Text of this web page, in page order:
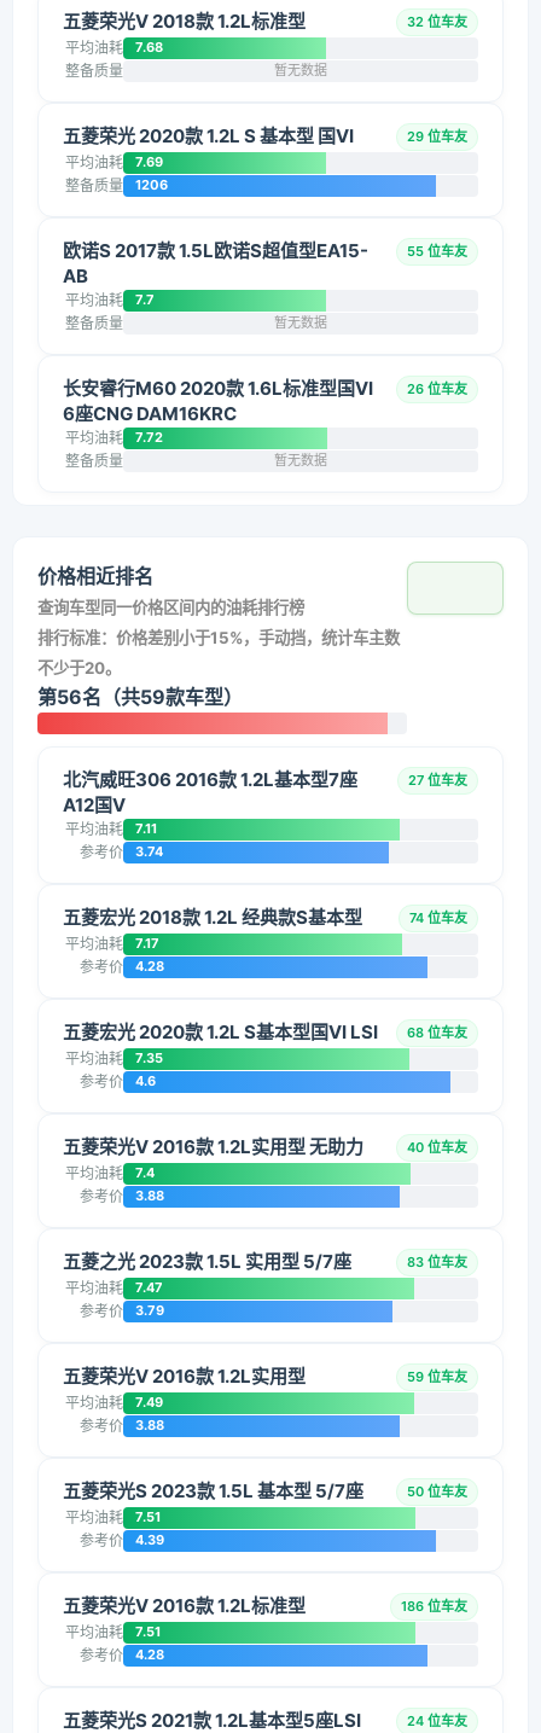
五菱荣光V 2018款 1.2L标准型 32 位车友
平均油耗 7.68
整备质量 暂无数据
五菱荣光 2020款 1.2L S 基本型 国VI 29 位车友
平均油耗 7.69
整备质量 1206
欧诺S 2017款 1.5L欧诺S超值型EA15-
AB
55 位车友
平均油耗 7.7
整备质量 暂无数据
长安睿行M60 2020款 1.6L标准型国VI
6座CNG DAM16KRC
26 位车友
平均油耗 7.72
整备质量 暂无数据
价格相近排名
查询车型同一价格区间内的油耗排行榜
排行标准：价格差别小于15%，手动挡，统计车主数
不少于20。
第56名（共59款车型）
北汽威旺306 2016款 1.2L基本型7座
A12国V
27 位车友
平均油耗 7.11
参考价 3.74
五菱宏光 2018款 1.2L 经典款S基本型 74 位车友
平均油耗 7.17
参考价 4.28
五菱宏光 2020款 1.2L S基本型国VI LSI 68 位车友
平均油耗 7.35
参考价 4.6
五菱荣光V 2016款 1.2L实用型 无助力 40 位车友
平均油耗 7.4
参考价 3.88
五菱之光 2023款 1.5L 实用型 5/7座 83 位车友
平均油耗 7.47
参考价 3.79
五菱荣光V 2016款 1.2L实用型 59 位车友
平均油耗 7.49
参考价 3.88
五菱荣光S 2023款 1.5L 基本型 5/7座 50 位车友
平均油耗 7.51
参考价 4.39
五菱荣光V 2016款 1.2L标准型 186 位车友
平均油耗 7.51
参考价 4.28
五菱荣光S 2021款 1.2L基本型5座LSI 24 位车友